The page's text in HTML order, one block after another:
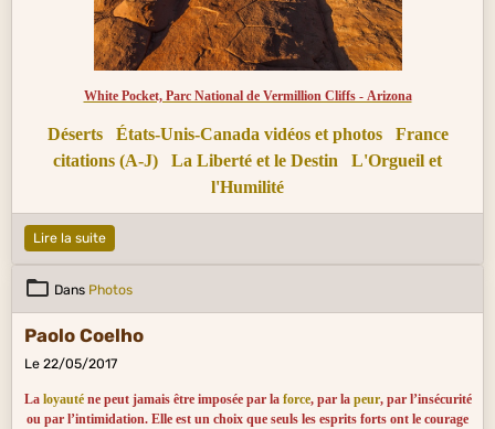
White Pocket, Parc National de Vermillion Cliffs - Arizona
Déserts États-Unis-Canada vidéos et photos
France
citations (A-J)
La Liberté et le Destin
L'Orgueil et
l'Humilité
Lire la suite
Dans Photos
Paolo Coelho
Le 22/05/2017
La loyauténe peut jamais être imposée par la force, par la peur, par l’insécurité
ou par l’intimidation. Elle est un choix que seuls les esprits forts ont le courage